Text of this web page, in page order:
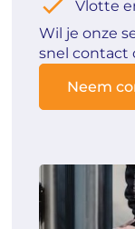
Vlotte
Wil je onze
snel contact
Neem